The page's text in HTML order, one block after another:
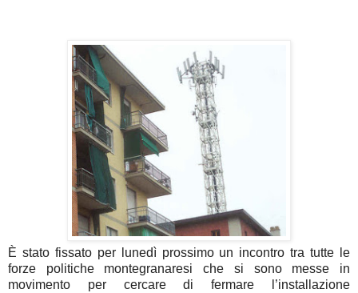
È stato fissato per lunedì prossimo un incontro tra tutte le
forze politiche montegranaresi che si sono messe in
movimento per cercare di fermare l’installazione